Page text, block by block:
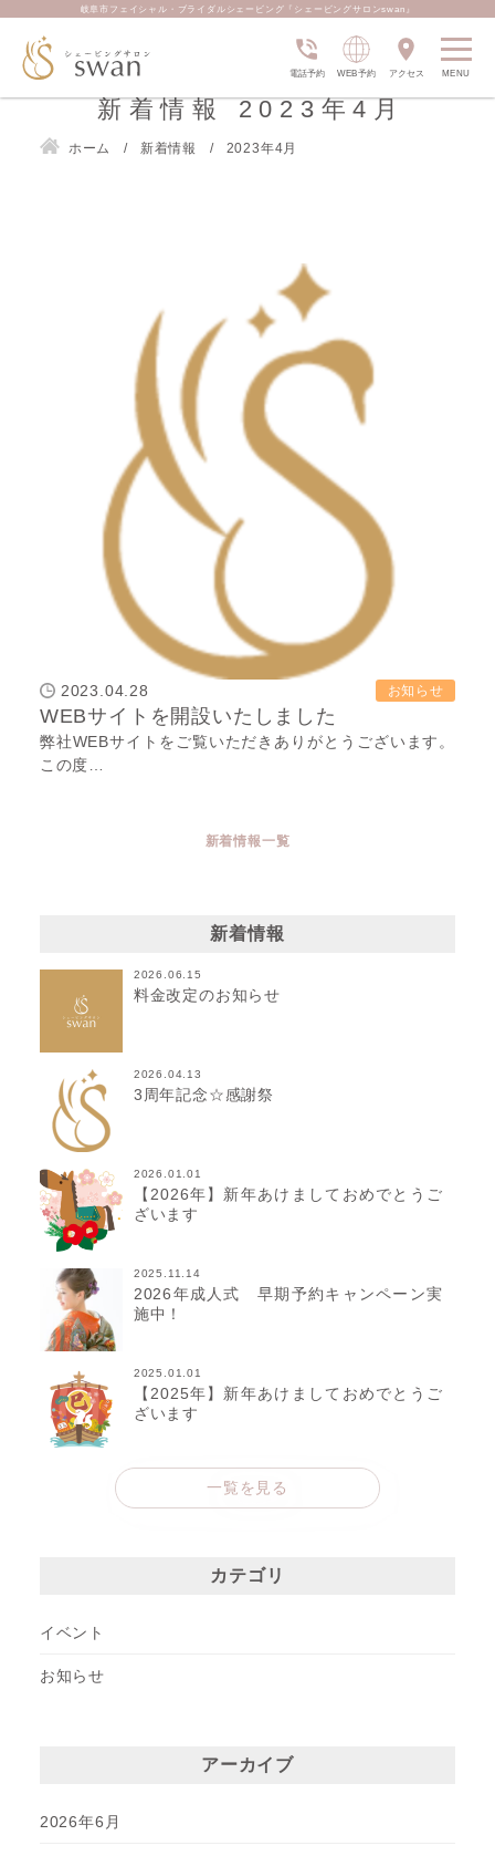
岐阜市フェイシャル・ブライダルシェービング『シェービングサロンswan』
電話予約 WEB予約 アクセス
新着情報 2023年4月
ホーム 新着情報 2023年4月
2023.04.28 お知らせ
WEBサイトを開設いたしました
弊社WEBサイトをご覧いただきありがとうございます。
この度…
新着情報一覧
新着情報
2026.06.15
料金改定のお知らせ
2026.04.13
3周年記念☆感謝祭
2026.01.01
【2026年】新年あけましておめでとうご
ざいます
2025.11.14
2026年成人式 早期予約キャンペーン実
施中！
2025.01.01
【2025年】新年あけましておめでとうご
ざいます
一覧を見る
カテゴリ
イベント
お知らせ
アーカイブ
2026年6月